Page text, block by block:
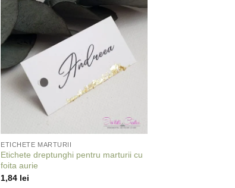
Add to
wishlist
ETICHETE MARTURII
Etichete dreptunghi pentru marturii cu
foita aurie
1,84 lei